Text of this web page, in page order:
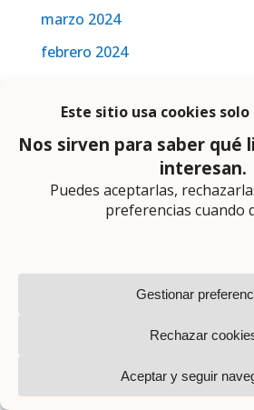
marzo 2024
febrero 2024
diciembre 2023
septiembre 2023
agosto 2023
mayo 2023
diciembre 2022